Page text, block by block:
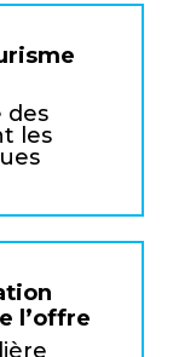
des
les
l’offre